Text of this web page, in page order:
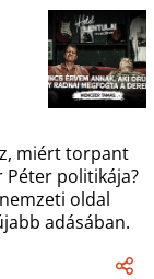
miért torpant
Péter politikája?
oldal
adásában.